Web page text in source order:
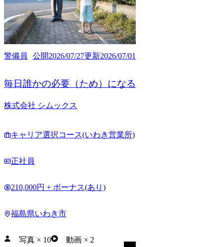
警備員 公開2026/07/27更新2026/07/01
毎日誰かの必要（ため）になる
株式会社 シムックス
キャリア選択コース(いわき営業所)
正社員
210,000円 + ボーナス(あり)
福島県いわき市
写真 × 10 動画 × 2